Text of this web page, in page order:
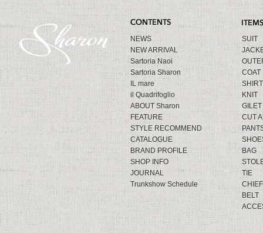
NEWS
NEW ARRIVAL
Sartoria Naoi
Sartoria Sharon
IL mare
il Quadrifoglio
ABOUT Sharon
FEATURE
STYLE RECOMMEND
CATALOGUE
BRAND PROFILE
SHOP INFO
JOURNAL
Trunkshow Schedule
SUIT
COAT
SHIRT
KNIT
GILET
CUT
BAG
TIE
CHIEF
BELT